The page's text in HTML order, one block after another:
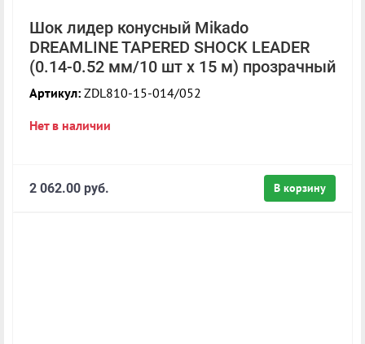
Шок лидер конусный Mikado
DREAMLINE TAPERED SHOCK LEADER
(0.14-0.52 мм/10 шт x 15 м) прозрачный
Артикул: ZDL810-15-014/052
Нет в наличии
В корзину
2 062.00 руб.